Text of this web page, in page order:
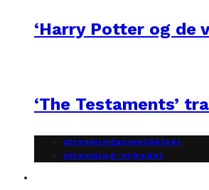
‘Harry Potter og de
‘The Testaments’
streaminganmeldelser
streaming-nyheder